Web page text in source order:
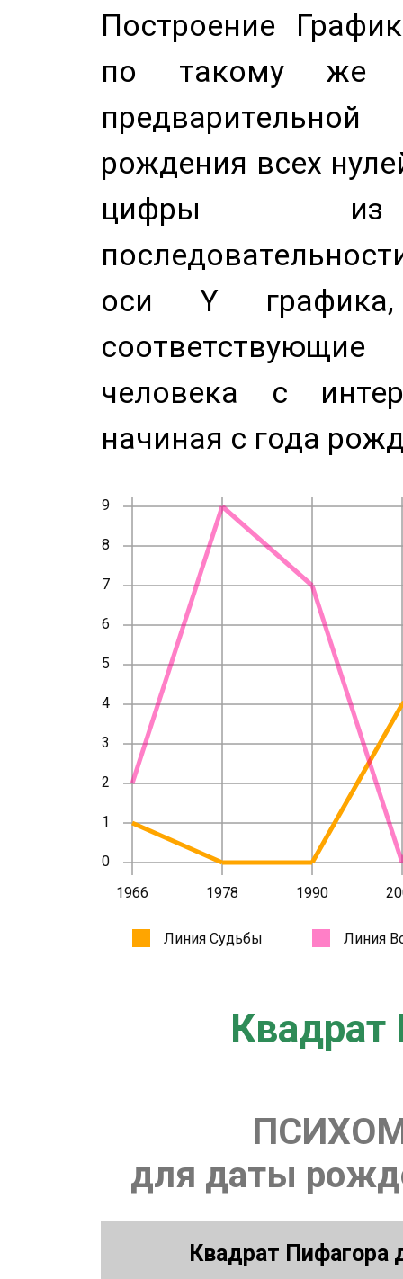
Построение
по такому же
рождения всех
цифры из
оси Y
человека с
начиная с года
Квадрат
для даты
Квадрат Пифагора